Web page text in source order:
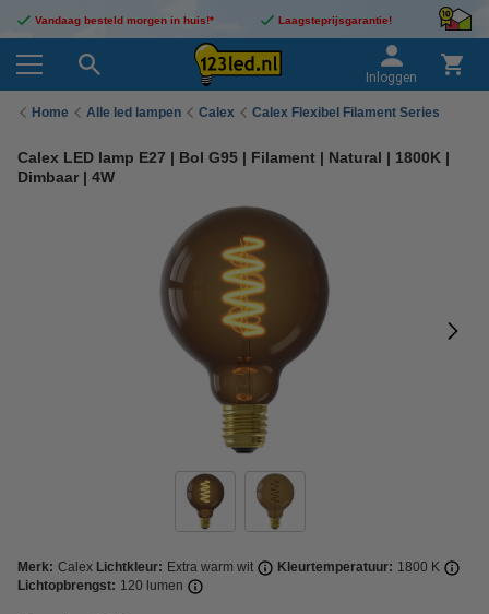
Vandaag besteld morgen in huis!* Laagsteprijsgarantie!
Inloggen
Home Alle led lampen Calex Calex Flexibel Filament Series
Calex LED lamp E27 | Bol G95 | Filament | Natural | 1800K |
Dimbaar | 4W
Merk: Calex Lichtkleur: Extra warm wit Kleurtemperatuur: 1800 K
Lichtopbrengst: 120 lumen